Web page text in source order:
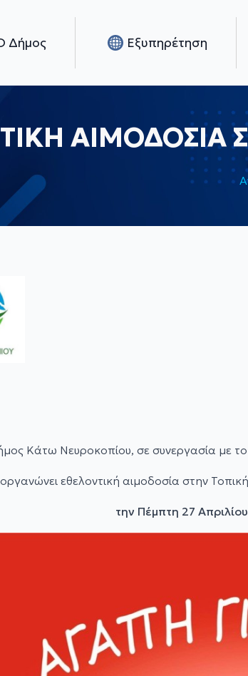
Δήμος Εξυπηρέτηση
ΑΙΜΟΔΟΣΙΑ
Κάτω Νευροκοπίου, σε συνεργασία με
εθελοντική αιμοδοσία στην
την Πέμπτη 27